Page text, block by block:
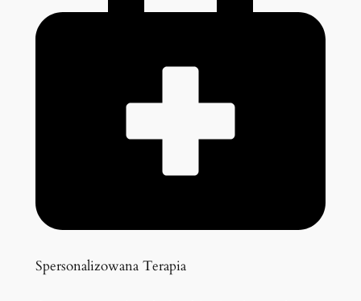
Spersonalizowana Terapia